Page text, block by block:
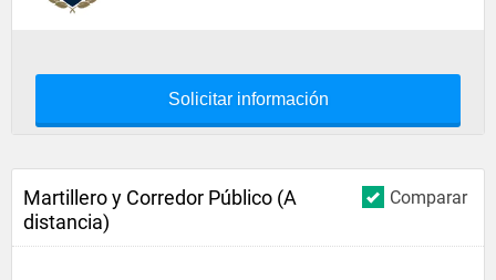
Solicitar información
Comparar
Martillero y Corredor Público (A
distancia)